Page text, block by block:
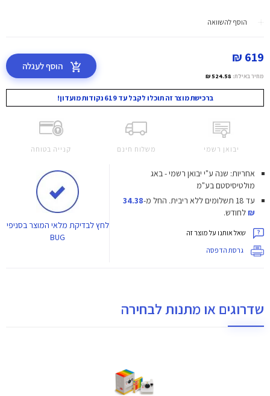
הוסף להשוואה
619 ₪
מחיר באילת: 524.58 ₪
הוסף לעגלה
ברכישת מוצר זה תוכלו לקבל עד 619 נקודות מועדון!
יבואן רשמי משלוח חינם קנייה בטוחה
אחריות: שנה ע"י יבואן רשמי - באג
מולטיסיסטם בע"מ
עד 18 תשלומים ללא ריבית.
החל מ-34.38
₪לחודש.
שאל אותנו על מוצר זה
גרסת הדפסה
לחץלבדיקת מלאי המוצר בסניפי
BUG
שדרוגים או מתנות לבחירה